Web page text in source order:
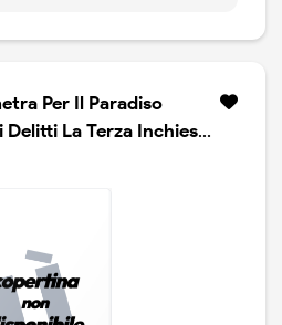
Per Il Paradiso
La Terza Inchiesta